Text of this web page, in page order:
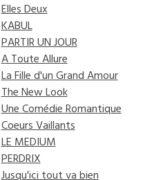
Elles Deux
KABUL
PARTIR UN JOUR
A Toute Allure
La Fille d'un Grand Amour
The New Look
Une Comédie Romantique
Coeurs Vaillants
LE MEDIUM
PERDRIX
Jusqu'ici tout va bien